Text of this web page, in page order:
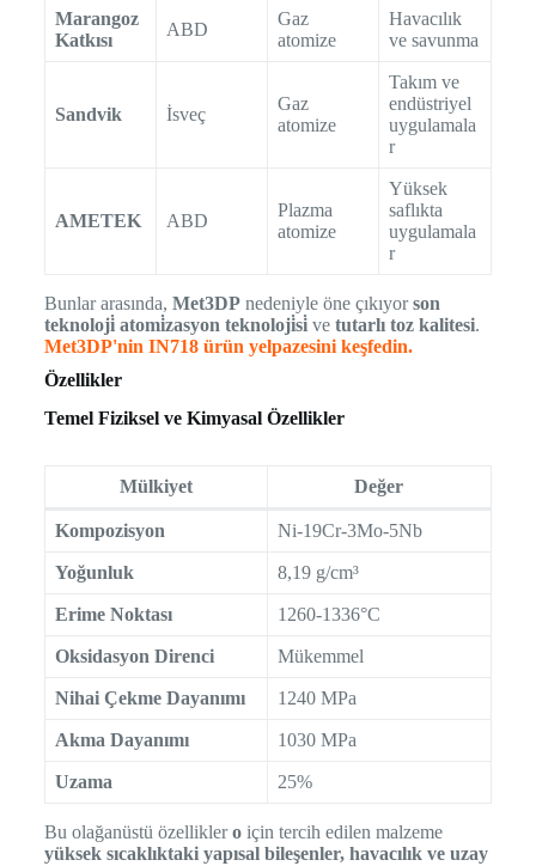
Marangoz
Katkısı
ABD
Gaz
atomize
Havacılık
ve savunma
Sandvik İsveç
Gaz
atomize
Takım ve
endüstriyel
uygulamala
r
AMETEK ABD
Plazma
atomize
Yüksek
saflıkta
uygulamala
r
Bunlar arasında, Met3DPnedeniyle öne çıkıyorson
teknoloji̇ atomi̇zasyon teknoloji̇si̇ve tutarlı toz kalitesi.
Met3DP'nin IN718 ürün yelpazesini keşfedin.
Özellikler
Temel Fiziksel ve Kimyasal Özellikler
Mülkiyet Değer
Kompozisyon Ni-19Cr-3Mo-5Nb
Yoğunluk 8,19 g/cm³
Erime Noktası 1260-1336°C
Oksidasyon Direnci Mükemmel
Nihai Çekme Dayanımı 1240 MPa
Akma Dayanımı 1030 MPa
Uzama 25%
Bu olağanüstü özellikleroiçin tercih edilen malzeme
yüksek sıcaklıktaki yapısal bileşenler, havacılık ve uzay